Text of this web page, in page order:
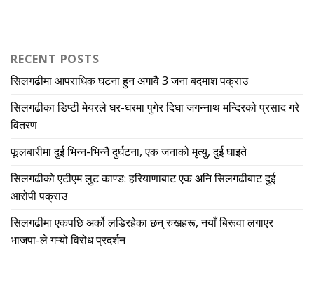
RECENT POSTS
सिलगढीमा आपराधिक घटना हुन अगावै 3 जना बदमाश पक्राउ
सिलगढीका डिप्टी मेयरले घर-घरमा पुगेर दिघा जगन्नाथ मन्दिरको प्रसाद गरे
वितरण
फूलबारीमा दुई भिन्न-भिन्नै दुर्घटना, एक जनाको मृत्यु, दुई घाइते
सिलगढीको एटीएम लुट काण्ड: हरियाणाबाट एक अनि सिलगढीबाट दुई
आरोपी पक्राउ
सिलगढीमा एकपछि अर्को लडिरहेका छन् रुखहरू, नयाँ बिरूवा लगाएर
भाजपा-ले गऱ्यो विरोध प्रदर्शन